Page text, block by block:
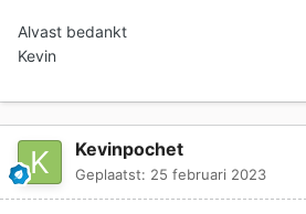
Alvast bedankt
Kevin
Kevinpochet
Geplaatst: 25 februari 2023